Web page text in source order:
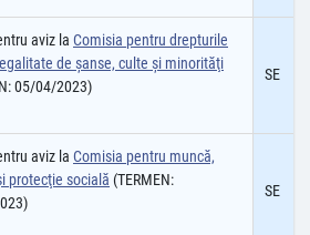
aviz la Comisia pentru drepturile
de şanse, culte şi minorităţi
05/04/2023)
SE
aviz la Comisia pentru muncă,
protecţie socială (TERMEN:
SE